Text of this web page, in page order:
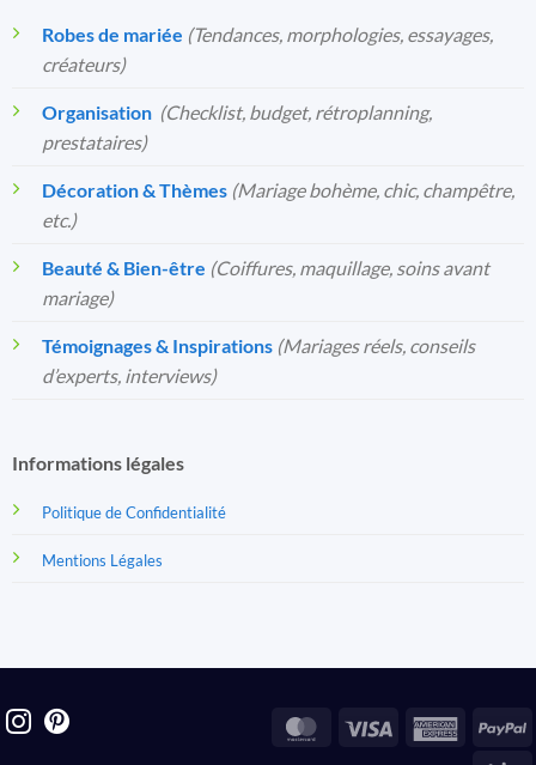
Robes de mariée (Tendances, morphologies, essayages,
créateurs)
Organisation️ (Checklist, budget, rétroplanning,
prestataires)
Décoration & Thèmes (Mariage bohème, chic, champêtre,
etc.)
Beauté & Bien-être (Coiffures, maquillage, soins avant
mariage)
Témoignages & Inspirations (Mariages réels, conseils
d’experts, interviews)
Informations légales
Politique de Confidentialité
Mentions Légales
MasterCard
Visa
American